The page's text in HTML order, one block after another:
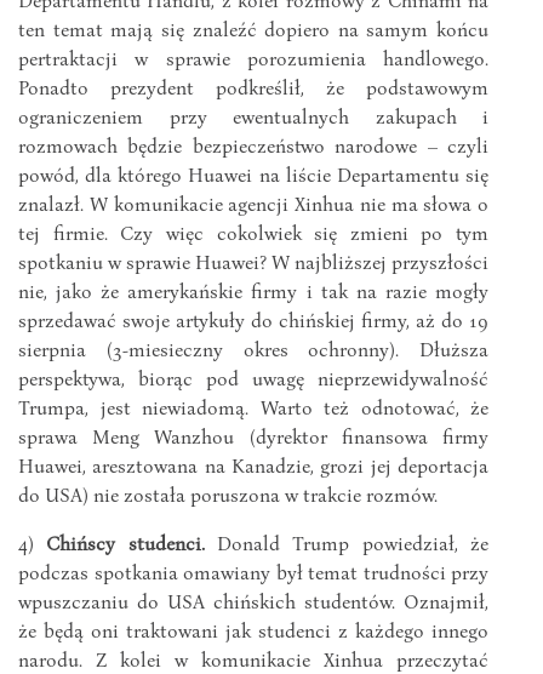
ten temat mają się znaleźć dopiero na samym końcu
pertraktacji w sprawie porozumienia handlowego.
Ponadto prezydent podkreślił, że podstawowym
ograniczeniem przy ewentualnych zakupach i
rozmowach będzie bezpieczeństwo narodowe – czyli
powód, dla którego Huawei na liście Departamentu się
znalazł. W komunikacie agencji Xinhua nie ma słowa o
tej firmie. Czy więc cokolwiek się zmieni po tym
spotkaniu w sprawie Huawei? W najbliższej przyszłości
nie, jako że amerykańskie firmy i tak na razie mogły
sprzedawać swoje artykuły do chińskiej firmy, aż do 19
sierpnia (3-miesieczny okres ochronny). Dłuższa
perspektywa, biorąc pod uwagę nieprzewidywalność
Trumpa, jest niewiadomą. Warto też odnotować, że
sprawa Meng Wanzhou (dyrektor finansowa firmy
Huawei, aresztowana na Kanadzie, grozi jej deportacja
do USA) nie została poruszona w trakcie rozmów.
4) Chińscy studenci.Donald Trump powiedział, że
podczas spotkania omawiany był temat trudności przy
wpuszczaniu do USA chińskich studentów. Oznajmił,
że będą oni traktowani jak studenci z każdego innego
narodu. Z kolei w komunikacie Xinhua przeczytać